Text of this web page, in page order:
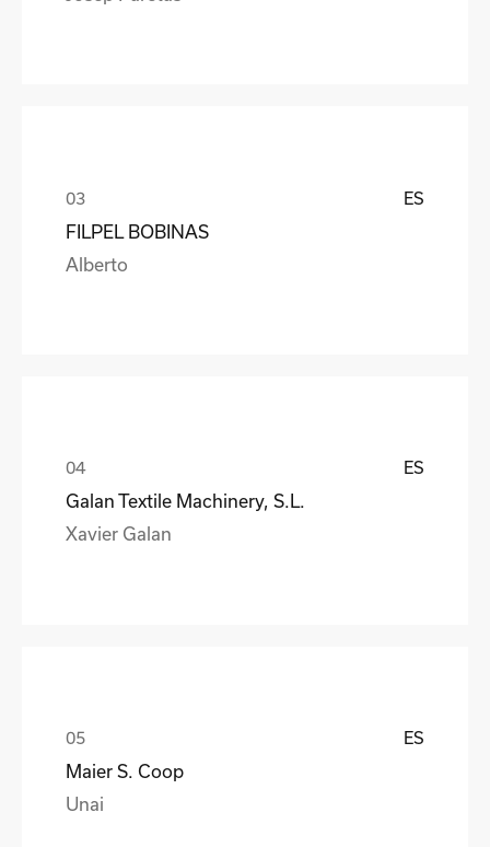
ES
FILPEL BOBINAS
Alberto
ES
Galan Textile Machinery, S.L.
Xavier Galan
ES
Maier S. Coop
Unai